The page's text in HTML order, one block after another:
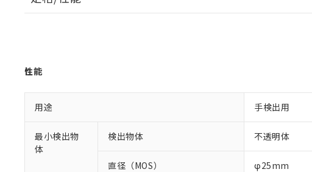
性能
用途 手検出用
最小検出物
体
検出物体 不透明体
直径（MOS） φ25mm